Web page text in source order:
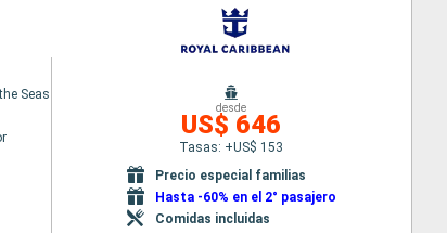
Seas
desde
US$ 646
Tasas: +US$ 153
Precio especial familias
Hasta -60% en el 2° pasajero
Comidas incluidas